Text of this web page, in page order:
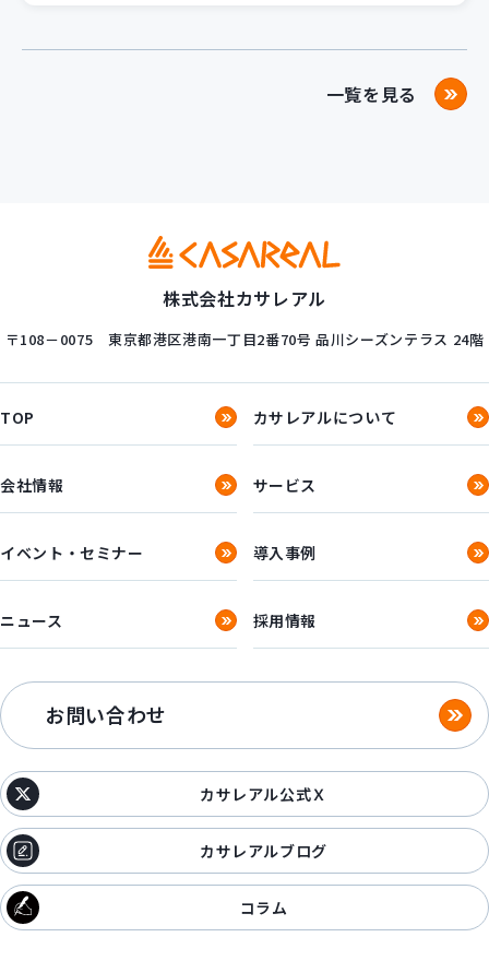
一覧を見る
株式会社カサレアル
〒108－0075 東京都港区港南一丁目2番70号 品川シーズンテラス 24階
TOP カサレアルについて
会社情報 サービス
イベント・セミナー 導入事例
ニュース 採用情報
お問い合わせ
カサレアル公式Ｘ
カサレアルブログ
コラム